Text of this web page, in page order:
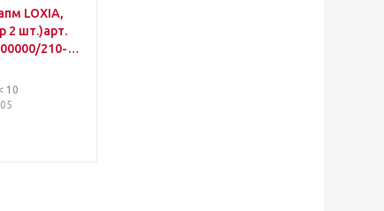
LOXIA,
2 шт.)арт.
210-
10